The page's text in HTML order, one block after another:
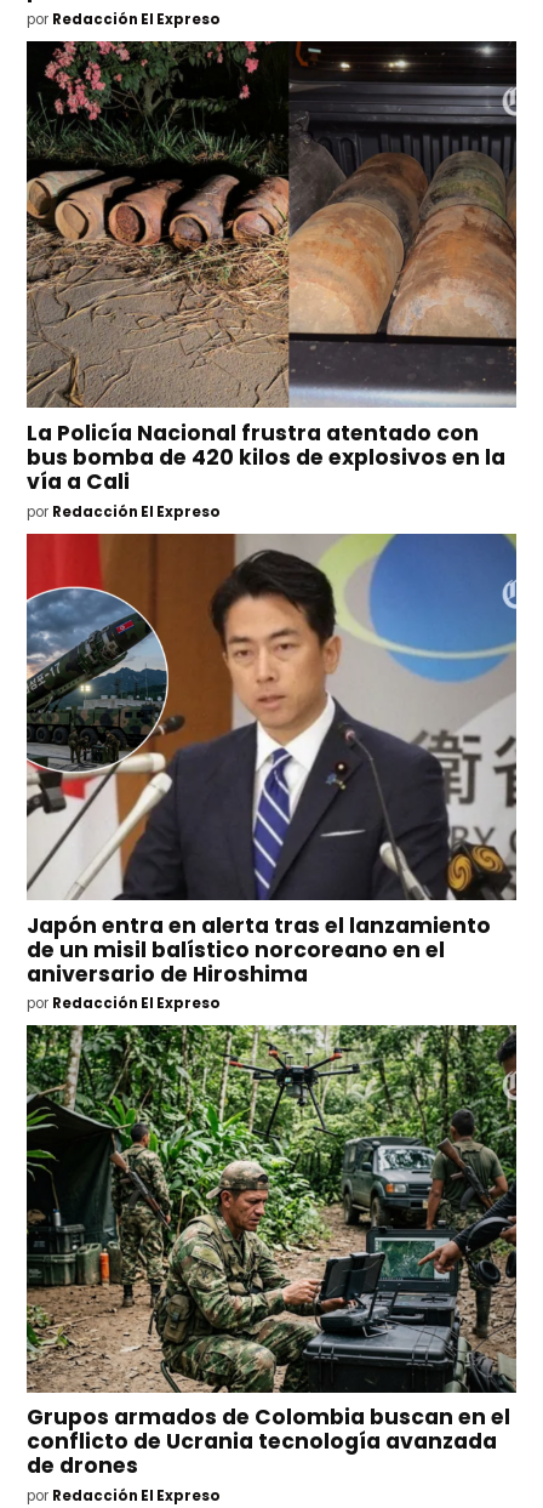
por Redacción El Expreso
La Policía Nacional frustra atentado con
bus bomba de 420 kilos de explosivos en la
vía a Cali
por Redacción El Expreso
Japón entra en alerta tras el lanzamiento
de un misil balístico norcoreano en el
aniversario de Hiroshima
por Redacción El Expreso
Grupos armados de Colombia buscan en el
conflicto de Ucrania tecnología avanzada
de drones
por Redacción El Expreso